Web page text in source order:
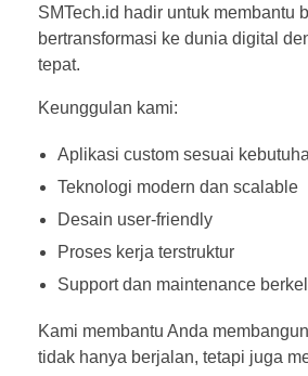
SMTech.id hadir untuk membantu
bertransformasi ke dunia digital
tepat.
Keunggulan kami:
Aplikasi custom sesuai
Teknologi modern dan scalable
Desain user-friendly
Proses kerja terstruktur
Support dan maintenance
Kami membantu Anda
tidak hanya berjalan, tetapi juga